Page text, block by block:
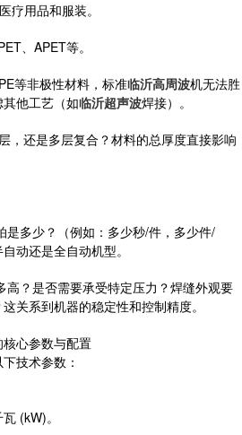
疗用品和服装。
、APET等。
等非极性材料，标准临沂高周波机无法胜
他工艺（如临沂超声波焊接）。
，还是多层复合？材料的总厚度直接影响
是多少？（例如：多少秒/件，多少件/
动还是全自动机型。
高？是否需要承受特定压力？焊缝外观要
关系到机器的稳定性和控制精度。
心参数与配置
技术参数：
(kW)。